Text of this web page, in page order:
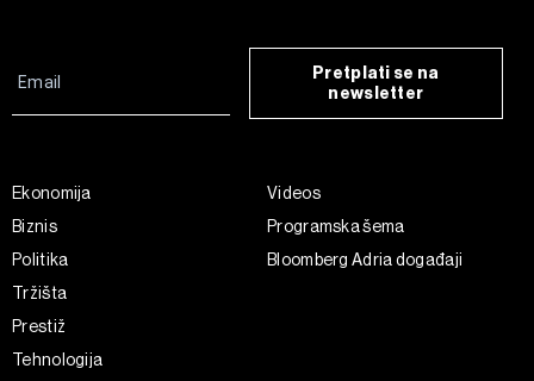
Pretplati se na
newsletter
Ekonomija
Biznis
Politika
Tržišta
Prestiž
Tehnologija
Videos
Programska šema
Bloomberg Adria događaji